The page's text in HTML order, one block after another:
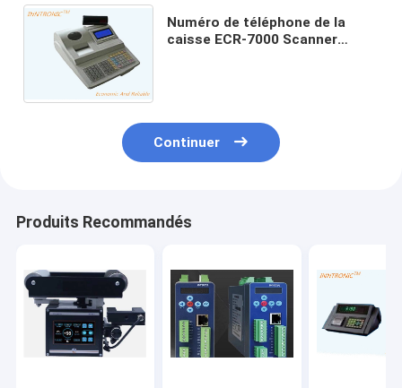
Numéro de téléphone de la
caisse ECR-7000 Scanner
Continuer
Produits Recommandés